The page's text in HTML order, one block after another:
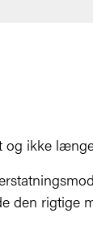
og ikke
den rigtige